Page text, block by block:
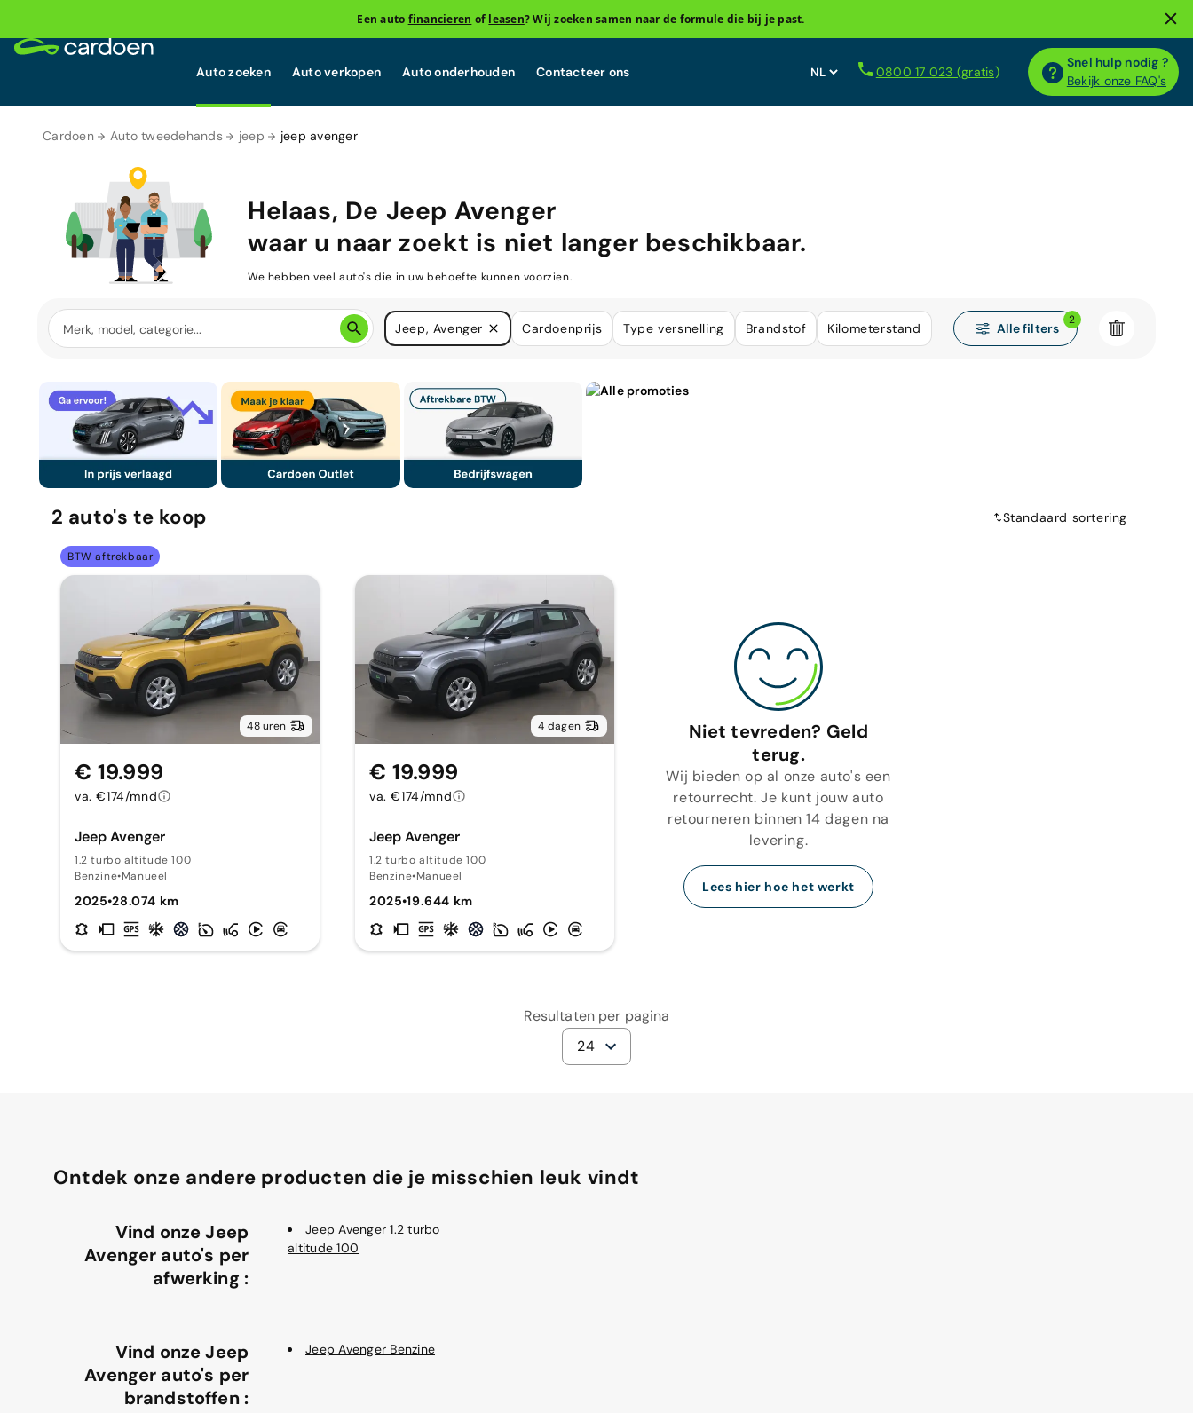
Een auto financieren of leasen? Wij zoeken samen naar de formule die bij je past.
Auto zoeken Auto verkopen Auto onderhouden Contacteer ons 0800 17 023 (gratis)
Snel hulp nodig ?
Bekijk onze FAQ's
Cardoen Auto tweedehands jeep jeep avenger
Helaas, De Jeep Avenger
waar u naar zoekt is niet langer beschikbaar.
We hebben veel auto's die in uw behoefte kunnen voorzien.
Jeep, Avenger Cardoenprijs Type versnelling Brandstof Kilometerstand Alle filters
2
2 auto's te koop Standaard sortering
BTW aftrekbaar
48 uren
Jeep Avenger
1.2 turbo altitude 100
Benzine•Manueel
2025•28.074 km
€ 19.999
va. €174/mnd
4 dagen
Jeep Avenger
1.2 turbo altitude 100
Benzine•Manueel
2025•19.644 km
€ 19.999
va. €174/mnd
Niet tevreden? Geld
terug.
Wij bieden op al onze auto's een
retourrecht. Je kunt jouw auto
retourneren binnen 14 dagen na
levering.
Lees hier hoe het werkt
Resultaten per pagina
24
Ontdek onze andere producten die je misschien leuk vindt
Vind onze Jeep
Avenger auto's per
afwerking :
Jeep Avenger 1.2 turbo
altitude 100
Vind onze Jeep
Avenger auto's per
brandstoffen :
Jeep Avenger Benzine